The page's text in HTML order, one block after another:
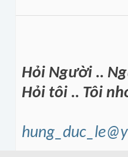
Hỏi Người ..
Hỏi tôi .. Tôi